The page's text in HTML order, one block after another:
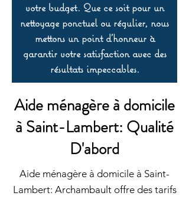
votre budget. Que ce soit pour un
nettoyage ponctuel ou régulier, nous
mettons un point d’honneur à
garantir votre satisfaction avec des
résultats impeccables.
Aide ménagère à domicile
à Saint-Lambert: Qualité
D'abord
Aide ménagère à domicile à Saint-
Lambert: Archambault offre des tarifs